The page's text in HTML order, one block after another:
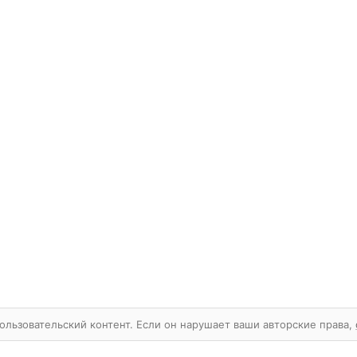
контент. Если он нарушает ваши авторские права,